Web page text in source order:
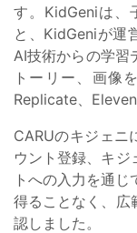
す。KidGeniは、
と、KidGeniが運
AI技術からの学習
トーリー、画像
Replicate、
CARUのキジェニ
ウント登録、キジ
トへの入力を通
得ることなく、広
認しました。